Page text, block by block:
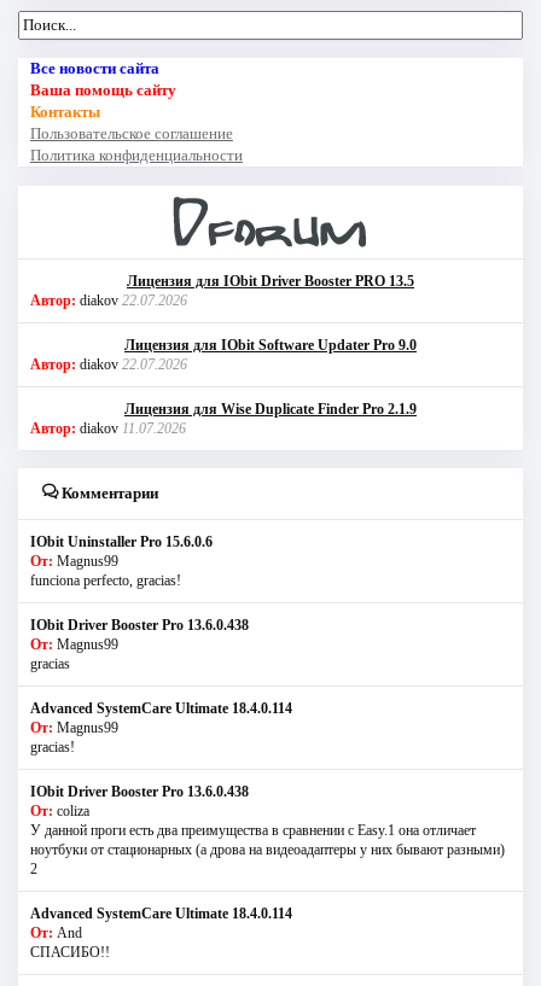
Все новости сайта
Ваша помощь сайту
Контакты
Пользовательское соглашение
Политика конфиденциальности
Лицензия для IObit Driver Booster PRO 13.5
Автор: diakov 22.07.2026
Лицензия для IObit Software Updater Pro 9.0
Автор: diakov 22.07.2026
Лицензия для Wise Duplicate Finder Pro 2.1.9
Автор: diakov 11.07.2026
Комментарии
IObit Uninstaller Pro 15.6.0.6
От: Magnus99
funciona perfecto, gracias!
IObit Driver Booster Pro 13.6.0.438
От: Magnus99
gracias
Advanced SystemCare Ultimate 18.4.0.114
От: Magnus99
gracias!
IObit Driver Booster Pro 13.6.0.438
От: coliza
У данной проги есть два преимущества в сравнении с Easy.1 она отличает
ноутбуки от стационарных (а дрова на видеоадаптеры у них бывают разными)
2
Advanced SystemCare Ultimate 18.4.0.114
От: And
СПАСИБО!!